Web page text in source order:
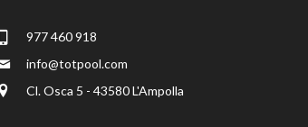
977 460 918
info@totpool.com
Cl. Osca 5 - 43580 L'Ampolla